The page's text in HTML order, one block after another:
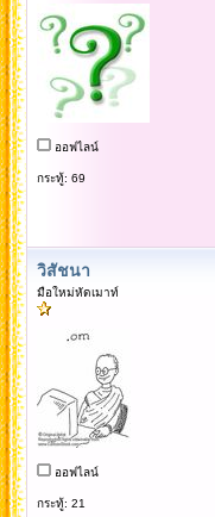
ออฟไลน์
กระทู้: 69
วิสัชนา
มือใหม่หัดเมาท์
ออฟไลน์
กระทู้: 21